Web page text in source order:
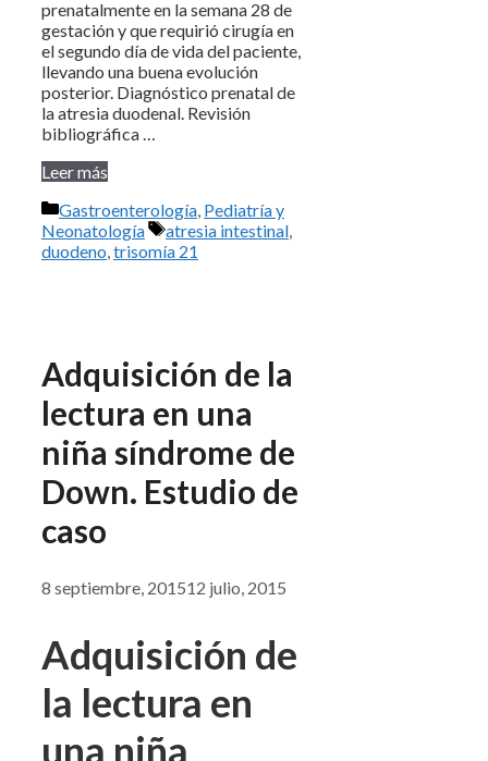
prenatalmente en la semana 28 de
gestación y que requirió cirugía en
el segundo día de vida del paciente,
llevando una buena evolución
posterior. Diagnóstico prenatal de
la atresia duodenal. Revisión
bibliográfica …
Leer más
Categorías
Gastroenterología, Pediatría y
Neonatología
Etiquetas
atresia intestinal,
duodeno,trisomía 21
Adquisición de la
lectura en una
niña síndrome de
Down. Estudio de
caso
8 septiembre, 201512 julio, 2015
Adquisición de
la lectura en
una niña